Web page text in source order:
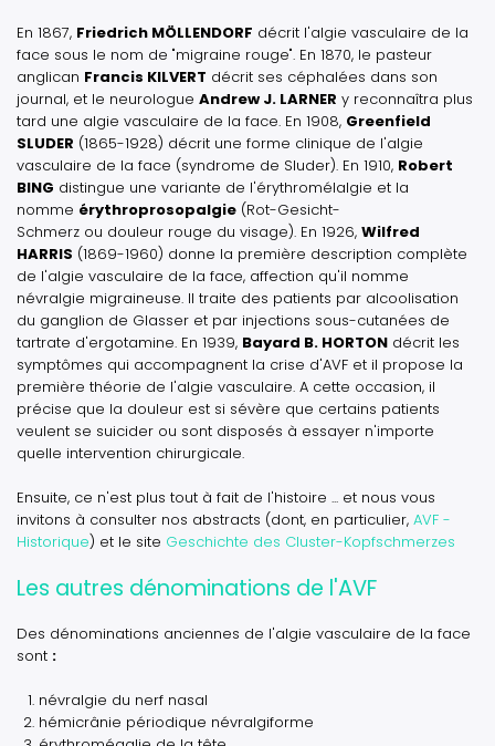
En 1867, Friedrich MÖLLENDORF décrit l'algie vasculaire de la
face sous le nom de "migraine rouge". En 1870, le pasteur
anglican Francis KILVERT décrit ses céphalées dans son
journal, et le neurologue Andrew J. LARNER y reconnaîtra plus
tard une algie vasculaire de la face. En 1908, Greenfield
SLUDER (1865-1928) décrit une forme clinique de l'algie
vasculaire de la face (syndrome de Sluder). En 1910, Robert
BING distingue une variante de l'érythromélalgie et la
nomme érythroprosopalgie (Rot-Gesicht-
Schmerz ou douleur rouge du visage). En 1926, Wilfred
HARRIS (1869-1960) donne la première description complète
de l'algie vasculaire de la face, affection qu'il nomme
névralgie migraineuse. Il traite des patients par alcoolisation
du ganglion de Glasser et par injections sous-cutanées de
tartrate d'ergotamine. En 1939, Bayard B. HORTON décrit les
symptômes qui accompagnent la crise d'AVF et il propose la
première théorie de l'algie vasculaire. A cette occasion, il
précise que la douleur est si sévère que certains patients
veulent se suicider ou sont disposés à essayer n'importe
quelle intervention chirurgicale.
Ensuite, ce n'est plus tout à fait de l'histoire ... et nous vous
invitons à consulter nos abstracts (dont, en particulier, AVF -
Historique) et le site Geschichte des Cluster-Kopfschmerzes
Les autres dénominations de l'AVF
Des dénominations anciennes de l'algie vasculaire de la face
sont :
névralgie du nerf nasal
hémicrânie périodique névralgiforme